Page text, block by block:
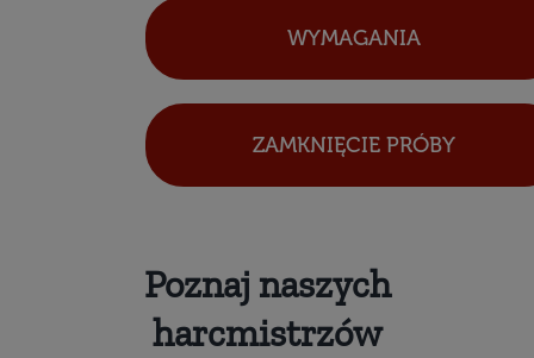
WYMAGANIA
ZAMKNIĘCIE PRÓBY
Poznaj naszych
harcmistrzów